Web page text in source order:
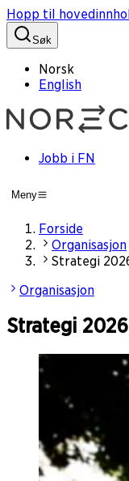
Hopp til
Søk
Norsk
English
Jobb i FN
Meny
Forside
Organisasjon
Strategi
Organisasjon
Strategi 2026